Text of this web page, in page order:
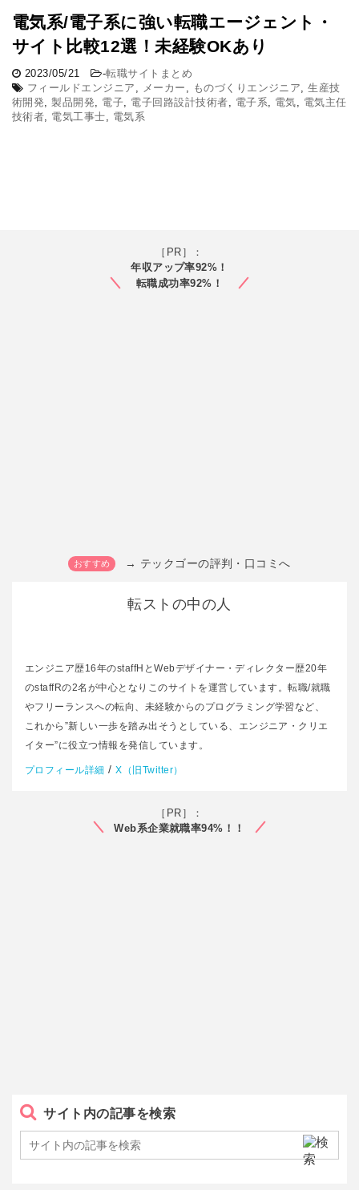
電気系/電子系に強い転職エージェント・
サイト比較12選！未経験OKあり
2023/05/21 -転職サイトまとめ
フィールドエンジニア , メーカー , ものづくりエンジニア,生産技
術開発,製品開発, 電子, 電子回路設計技術者, 電子系, 電気, 電気主任
技術者, 電気工事士, 電気系
［PR］：
年収アップ率92%！
転職成功率92%！
→ テックゴーの評判・口コミへ
転ストの中の人
エンジニア歴16年のstaffHとWebデザイナー・ディレクター歴20年
のstaffRの2名が中心となりこのサイトを運営しています。転職/就職
やフリーランスへの転向、未経験からのプログラミング学習など、
これから”新しい一歩を踏み出そうとしている、エンジニア・クリエ
イター”に役立つ情報を発信しています。
プロフィール詳細 /X（旧Twitter）
［PR］：
Web系企業就職率94%！！
サイト内の記事を検索